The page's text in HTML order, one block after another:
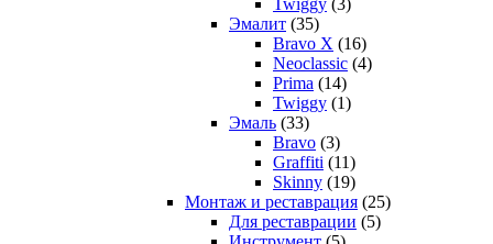
Эмалит (35)
Bravo X (16)
Neoclassic (4)
Prima (14)
Twiggy (1)
Эмаль (33)
Bravo (3)
Graffiti (11)
Skinny (19)
Монтаж и реставрация (25)
Для реставрации (5)